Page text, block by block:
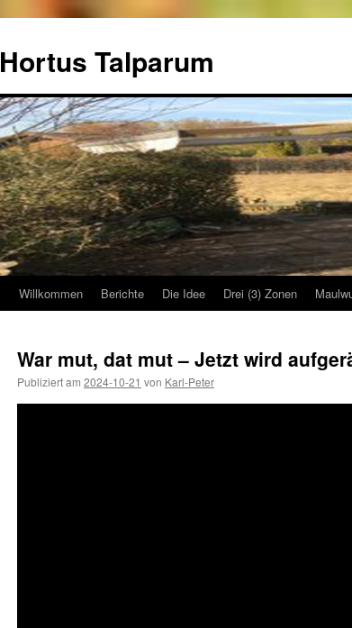
Hortus Talparum
Zum
springen
Willkommen Berichte Die Idee Drei (3) Zonen
War mut, dat mut – Jetzt wird
Publiziert am 2024-10-21 von Karl-Peter